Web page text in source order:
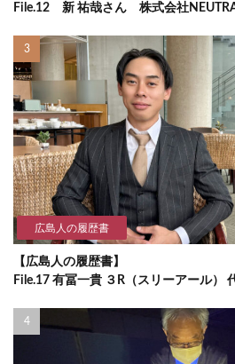
File.12 新 祐哉さん 株式会社
広島人の履歴書
【広島人の履歴書】
File.17 有冨一貴 ３R（スリーアール）